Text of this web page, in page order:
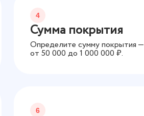
4
Сумма покрытия
Определите сумму покрытия —
от 50 000 до 1 000 000 ₽.
6